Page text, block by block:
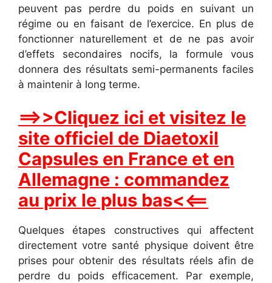
peuvent pas perdre du poids en suivant un
régime ou en faisant de l’exercice. En plus de
fonctionner naturellement et de ne pas avoir
d’effets secondaires nocifs, la formule vous
donnera des résultats semi-permanents faciles
à maintenir à long terme.
==>>Cliquez ici et visitez le
site officiel de Diaetoxil
Capsules en France et en
Allemagne : commandez
au prix le plus bas<<==
Quelques étapes constructives qui affectent
directement votre santé physique doivent être
prises pour obtenir des résultats réels afin de
perdre du poids efficacement. Par exemple,